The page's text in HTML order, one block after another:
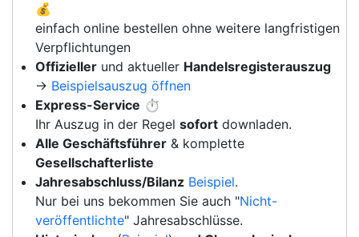
💰
einfach online bestellen ohne weitere langfristigen
Verpflichtungen
Offizieller und aktueller Handelsregisterauszug
→ Beispielsauszug öffnen
Express-Service ⏱️
Ihr Auszug in der Regel sofort downladen.
Alle Geschäftsführer & komplette
Gesellschafterliste
Jahresabschluss/Bilanz Beispiel.
Nur bei uns bekommen Sie auch "Nicht-
veröffentlichte" Jahresabschlüsse.